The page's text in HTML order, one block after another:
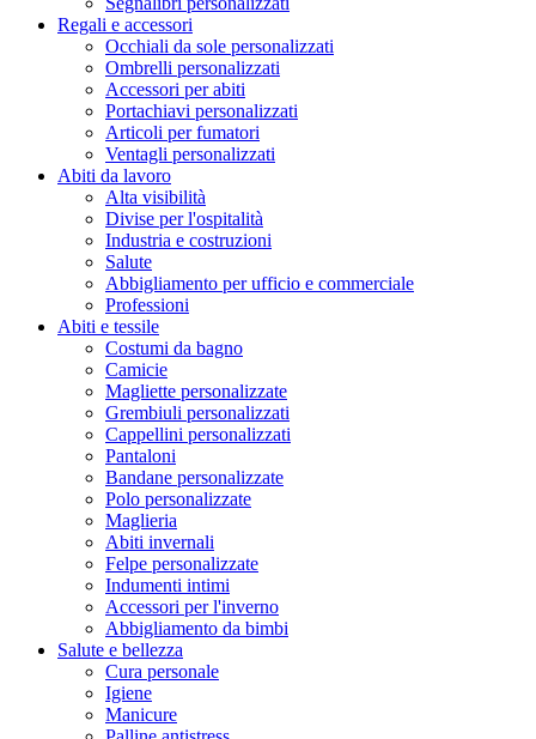
Regali e accessori
Occhiali da sole personalizzati
Ombrelli personalizzati
Accessori per abiti
Portachiavi personalizzati
Articoli per fumatori
Ventagli personalizzati
Abiti da lavoro
Alta visibilità
Divise per l'ospitalità
Industria e costruzioni
Salute
Abbigliamento per ufficio e commerciale
Professioni
Abiti e tessile
Costumi da bagno
Camicie
Magliette personalizzate
Grembiuli personalizzati
Cappellini personalizzati
Pantaloni
Bandane personalizzate
Polo personalizzate
Maglieria
Abiti invernali
Felpe personalizzate
Indumenti intimi
Accessori per l'inverno
Abbigliamento da bimbi
Salute e bellezza
Cura personale
Igiene
Manicure